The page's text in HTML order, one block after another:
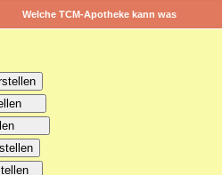
Welche TCM-Apotheke kann was